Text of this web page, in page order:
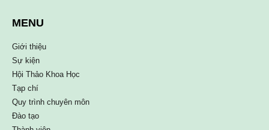
MENU
Giới thiệu
Sự kiện
Hội Thảo Khoa Học
Tạp chí
Quy trình chuyên môn
Đào tạo